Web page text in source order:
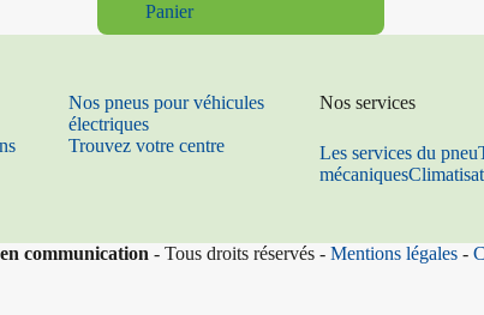
Panier
Nos pneus pour véhicules
électriques
Trouvez votre centre
Nos services
Les services du pneu
mécaniques
communication - Tous droits réservés - Mentions légales -